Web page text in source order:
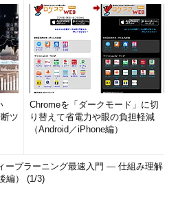
ツ
Chromeを「ダークモード」に切
り替えて省電力や眼の負担軽減
（Android／iPhone編）
プラーニング最速入門 ― 仕組み理解
編） (1/3)